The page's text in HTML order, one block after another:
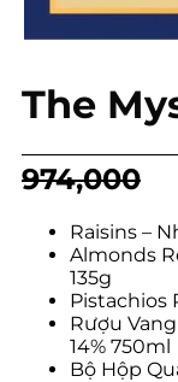
The
974,000Giá
là:
Giá
tại
là:
Raisins –
Almonds
135g
Pistachios
Rượu
14% 750ml
Bộ Hộp